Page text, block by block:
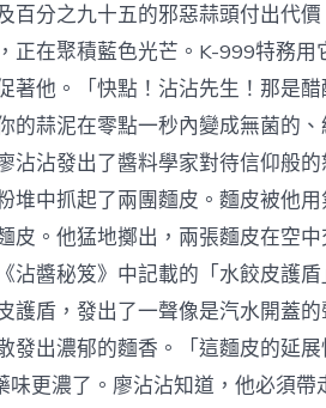
百分之九十五的邪惡蒜頭付出代
正在聚積藍色光芒。K-999特務用
著他。「快點！沾沾先生！那是
的蒜泥在零點一秒內變成無菌的
沾沾發出了醬料學家對待信仰般
堆中抓起了兩團麵皮。麵皮被他
皮。他猛地擲出，兩張麵皮在空
沾醬秘笈》中記載的「水餃皮護
護盾，發出了一聲像是汽水開蓋
發出濃郁的麵香。「這麵皮的延
更濃了。廖沾沾知道，他必須帶